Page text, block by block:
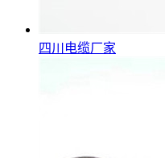
四川电缆厂家